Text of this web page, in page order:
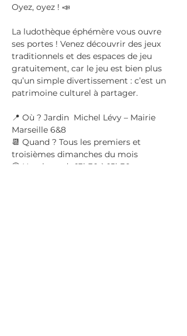
Oyez, oyez ! 📣
La ludothèque éphémère vous ouvre
ses portes ! Venez découvrir des jeux
traditionnels et des espaces de jeu
gratuitement, car le jeu est bien plus
qu’un simple divertissement : c’est un
patrimoine culturel à partager.
📍 Où ? Jardin  Michel Lévy – Mairie
Marseille 6&8
📆 Quand ? Tous les premiers et
troisièmes dimanches du mois
🕑 Horaires : de 13h30 à 15h30